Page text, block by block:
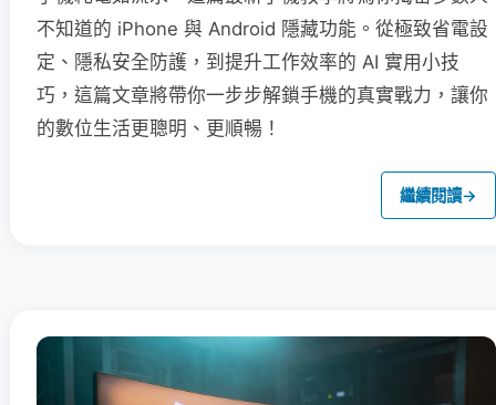
不知道的 iPhone 與 Android 隱藏功能。從極致省電設
定、隱私安全防護，到提升工作效率的 AI 實用小技
巧，這篇文章將帶你一步步解鎖手機的真實戰力，讓你
的數位生活更聰明、更順暢！
繼續閱讀→